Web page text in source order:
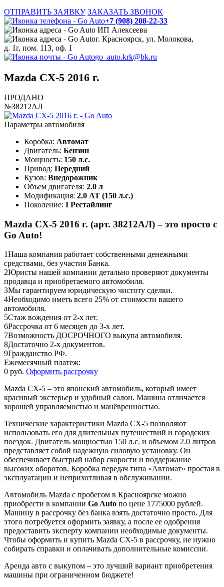
ОТПРАВИТЬ ЗАЯВКУ ЗАКАЗАТЬ ЗВОНОК
+7 (908) 208-22-33
ИП Алексеева
г. Красноярск, ул. Молокова,
д. 1г, пом. 113, оф. 1
go_auto.krk@bk.ru
Mazda CX-5 2016 г.
ПРОДАНО
№38212АЛ
Параметры автомобиля
Коробка: Автомат
Двигатель: Бензин
Мощность: 150 л.с.
Привод: Передний
Кузов: Внедорожник
Объем двигателя: 2.0 л
Модификация: 2.0 AT (150 л.с.)
Поколение: I Рестайлинг
Mazda CX-5 2016 г. (арт. 38212АЛ) – это просто с
Go Auto!
1Наша компания работает собственными денежными
средствами, без участия Банка.
2Юристы нашей компании детально проверяют документы
продавца и приобретаемого автомобиля.
3Мы гарантируем юридическую чистоту сделки.
4Необходимо иметь всего 25% от стоимости вашего
автомобиля.
5Стаж вождения от 2-х лет.
6Рассрочка от 6 месяцев до 3-х лет.
7Возможность ДОСРОЧНОГО выкупа автомобиля.
8Достаточно 2-х документов.
9Гражданство РФ.
Ежемесячный платеж:
0 руб. Оформить рассрочку
Mazda CX-5 – это японский автомобиль, который имеет
красивый экстерьер и удобный салон. Машина отличается
хорошей управляемостью и манёвренностью.
Технические характеристики Mazda CX-5 позволяют
использовать его для длительных путешествий и городских
поездок. Двигатель мощностью 150 л.с. и объемом 2.0 литров
представляет собой надежную силовую установку. Он
обеспечивает быстрый набор скорости и поддержание
высоких оборотов. Коробка передач типа «Автомат» простая в
эксплуатации и неприхотливая в обслуживании.
Автомобиль Mazda с пробегом в Красноярске можно
приобрести в компании Go Auto по цене 1775000 рублей.
Машину в рассрочку без банка взять достаточно просто. Для
этого потребуется оформить заявку, а после ее одобрения
предоставить эксперту компании необходимые документы.
Чтобы оформить и купить Mazda CX-5 в рассрочку, не нужно
собирать справки и оплачивать дополнительные комиссии.
Аренда авто с выкупом – это лучший вариант приобретения
машины при ограниченном бюджете!